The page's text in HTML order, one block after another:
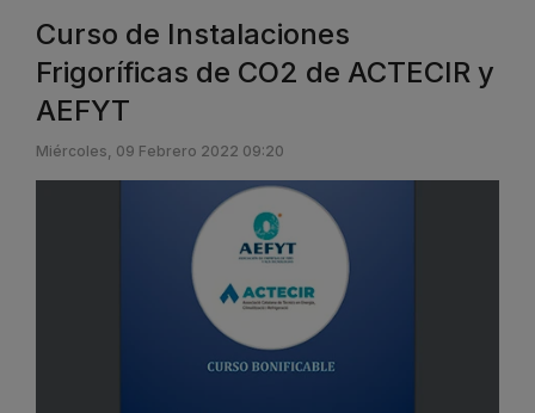
Curso de Instalaciones
Frigoríficas de CO2 de ACTECIR y
AEFYT
Miércoles, 09 Febrero 2022 09:20